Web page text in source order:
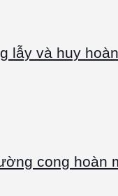
lẫy và huy
cong hoàn